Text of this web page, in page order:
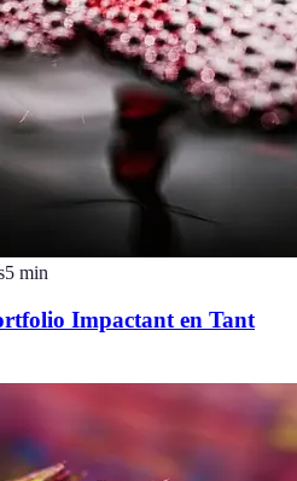
5 min
Impactant en Tant